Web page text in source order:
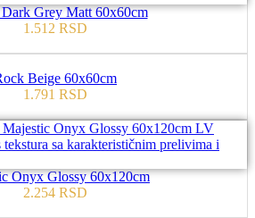
Grey Matt 60x60cm
1.512 RSD
Beige 60x60cm
1.791 RSD
Onyx Glossy 60x120cm
2.254 RSD